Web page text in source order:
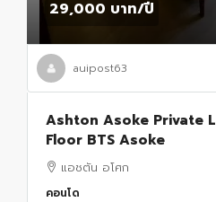
29,000 บาท/ปี
auipost63
Ashton Asoke Private
Floor BTS Asoke
แอชตัน อโศก
คอนโด